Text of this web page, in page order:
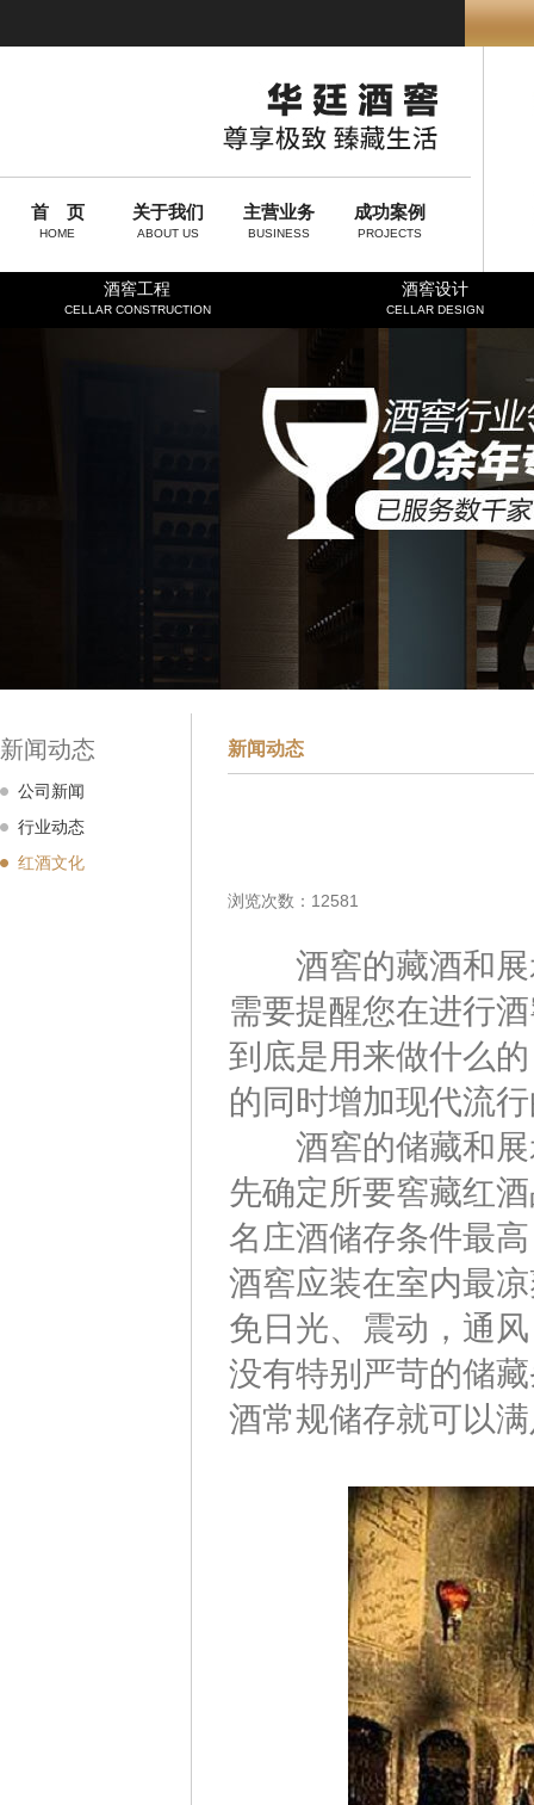
首 页
HOME
关于我们
ABOUT US
主营业务
BUSINESS
成功案例
PROJECTS
酒窖工程
CELLAR CONSTRUCTION
酒窖设计
CELLAR DESIGN
新闻动态
公司新闻
行业动态
红酒文化
新闻动态
浏览次数：12581
酒窖的藏酒和展
需要提醒您在进行
到底是用来做什么
的同时增加现代流
酒窖的储藏和展
先确定所要窖藏红
名庄酒储存条件最
酒窖应装在室内最
免日光、震动，通
没有特别严苛的储
酒常规储存就可以